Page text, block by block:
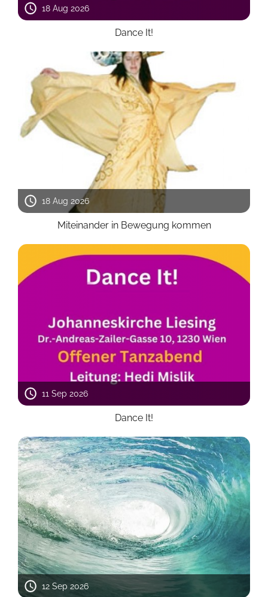
18 Aug 2026
Dance It!
18 Aug 2026
Miteinander in Bewegung kommen
11 Sep 2026
Dance It!
12 Sep 2026